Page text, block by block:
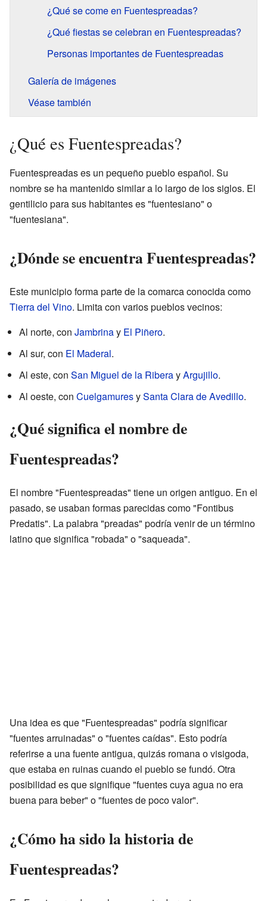
¿Qué se come en Fuentespreadas?
¿Qué fiestas se celebran en Fuentespreadas?
Personas importantes de Fuentespreadas
Galería de imágenes
Véase también
¿Qué es Fuentespreadas?
Fuentespreadas es un pequeño pueblo español. Su
nombre se ha mantenido similar a lo largo de los siglos. El
gentilicio para sus habitantes es "fuentesiano" o
"fuentesiana".
¿Dónde se encuentra Fuentespreadas?
Este municipio forma parte de la comarca conocida como
Tierra del Vino. Limita con varios pueblos vecinos:
Al norte, con Jambrinay El Piñero.
Al sur, con El Maderal.
Al este, con San Miguel de la RiberayArgujillo.
Al oeste, con CuelgamuresySanta Clara de Avedillo.
¿Qué significa el nombre de
Fuentespreadas?
El nombre "Fuentespreadas" tiene un origen antiguo. En el
pasado, se usaban formas parecidas como "Fontibus
Predatis". La palabra "preadas" podría venir de un término
latino que significa "robada" o "saqueada".
Una idea es que "Fuentespreadas" podría significar
"fuentes arruinadas" o "fuentes caídas". Esto podría
referirse a una fuente antigua, quizás romana o visigoda,
que estaba en ruinas cuando el pueblo se fundó. Otra
posibilidad es que signifique "fuentes cuya agua no era
buena para beber" o "fuentes de poco valor".
¿Cómo ha sido la historia de
Fuentespreadas?